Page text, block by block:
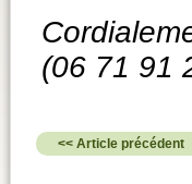
(06 71 91
<< Article précédent